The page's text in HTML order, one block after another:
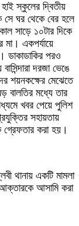
স্কুলের দ্বিতীয়
সে ঘর থেকে বের হলে
সাড়ে ১০টার দিকে
মা। একপর্যায়ে
ডাকাডাকির পরও
দরজা ভেঙে
শয়নকক্ষের মেঝেতে
বালতির মধ্যে তার
খবর পেয়ে পুলিশ
সহায়তায়
গ্রেফতার করা হয়।
থানায় একটি মামলা
আক্তারকে আসামি করা